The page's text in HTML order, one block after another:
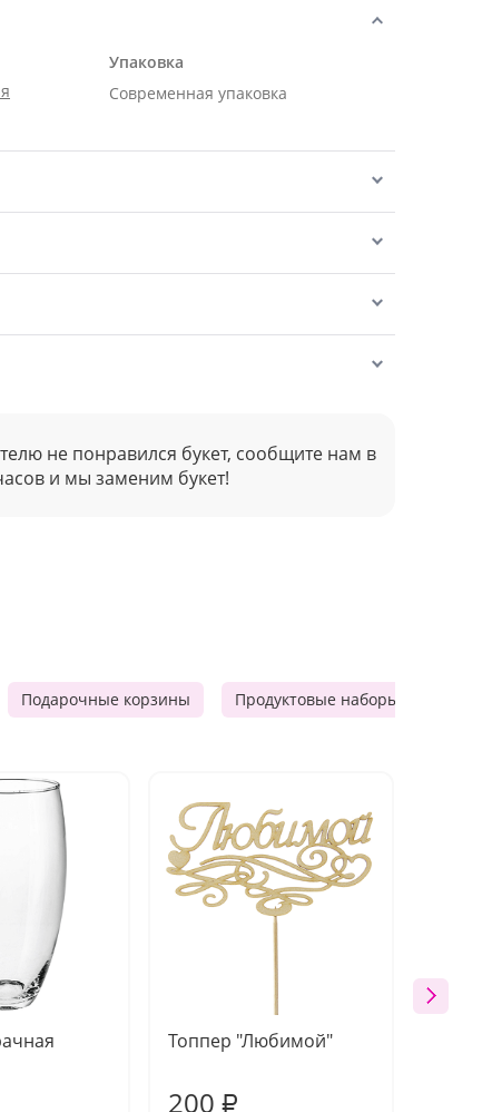
Упаковка
Современная упаковка
не понравился букет, сообщите нам в
и мы заменим букет!
Подарочные корзины Продуктовые наборы
Топпер "Любимой"
200 ₽